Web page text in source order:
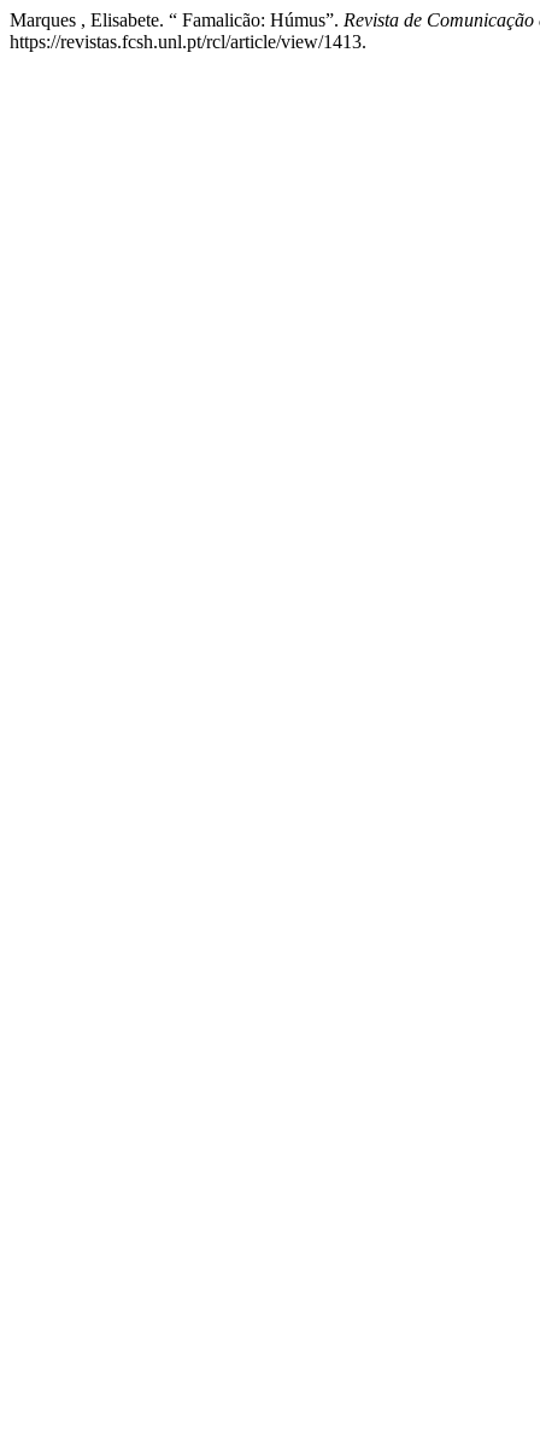
Marques , Elisabete. “ Famalicão: Húmus”. Revista de Comunicação
https://revistas.fcsh.unl.pt/rcl/article/view/1413.